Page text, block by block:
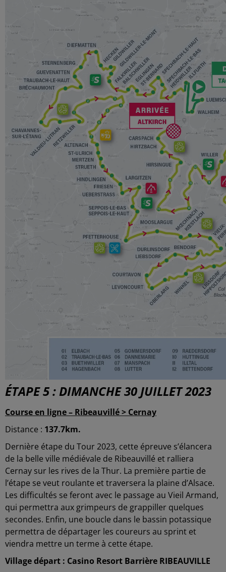
ÉTAPE 5 : DIMANCHE 30 JUILLET 2023
Course en ligne – Ribeauvillé > Cernay
Distance : 137.7km.
Dernière étape du Tour 2023, cette épreuve s’élancera
de la belle ville médiévale de Ribeauvillé et ralliera
Cernay sur les rives de la Thur. La première partie de
l’étape se veut roulante et traversera la plaine d’Alsace.
Les difficultés se feront avec le passage au Vieil Armand,
qui permettra aux grimpeurs de grappiller quelques
secondes. Enfin, une boucle dans le bassin potassique
permettra de départager les coureurs au sprint et
viendra mettre un terme à cette étape.
Village départ : Casino Resort Barrière RIBEAUVILLE